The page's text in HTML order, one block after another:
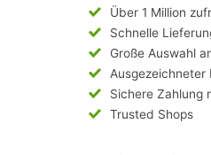
Über 1 Million
Schnelle
Große Auswahl
Ausgezeichneter
Sichere Zahlung
Trusted Shops